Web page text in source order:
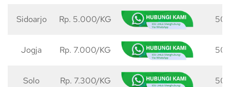
Sidoarjo Rp. 5.000/KG 50
Jogja Rp. 7.000/KG 50
Solo Rp. 7.300/KG 50